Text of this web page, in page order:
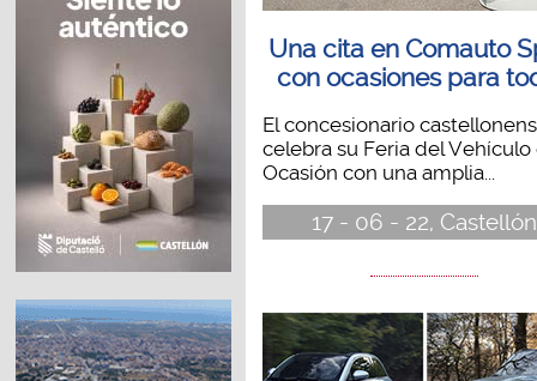
Una cita en Comauto
con ocasiones para
El concesionario
celebra su Feria del Vehículo
Ocasión con una amplia...
17 - 06 - 22, Castellón